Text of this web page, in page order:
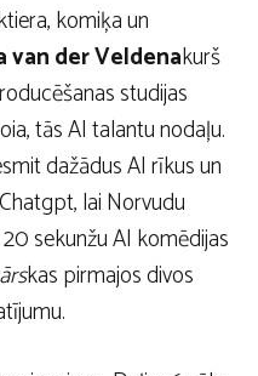
komiķa un
van der Veldenakurš
studijas
tās AI talantu nodaļu.
dažādus AI rīkus un
lai Norvudu
sekunžu AI komēdijas
kas pirmajos divos